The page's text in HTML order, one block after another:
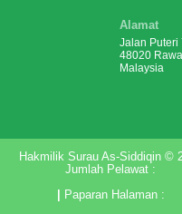
Alamat
Jalan Puteri
48020
Malaysia
Hakmilik Surau As-Siddiqin ©
Jumlah Pelawat :
Paparan Halaman :